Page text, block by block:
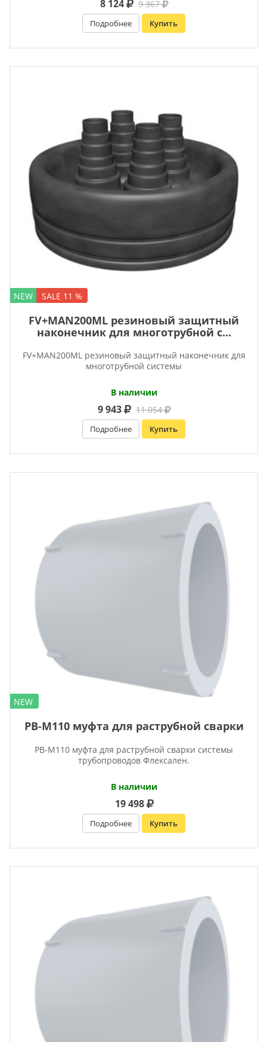
8 124 9 367
Подробнее Купить
NEW SALE 11 %
FV+MAN200ML резиновый защитный
наконечник для многотрубной с...
FV+MAN200ML резиновый защитный наконечник для
многотрубной системы
В наличии
9 943 11 054
Подробнее Купить
NEW
PB-M110 муфта для раструбной сварки
PB-M110 муфта для раструбной сварки системы
трубопроводов Флексален.
В наличии
19 498
Подробнее Купить